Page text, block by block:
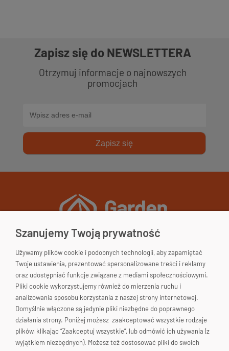
Zapisz się do NEWSLETTERA
Otrzymuj informacje o najnowszych
promocjach
Zapisz się
Garden&Home
33-200 Dąbrowa Tarnowska
woj. małopolskie
Polska
663-176-665
biuro@gardenhome.pl
Szanujemy Twoją prywatność
Używamy plików cookie i podobnych technologii, aby zapamiętać
Twoje ustawienia, prezentować spersonalizowane treści i reklamy
oraz udostępniać funkcje związane z mediami społecznościowymi.
Pliki cookie wykorzystujemy również do mierzenia ruchu i
analizowania sposobu korzystania z naszej strony internetowej.
Domyślnie włączone są jedynie pliki niezbędne do poprawnego
działania strony. Poniżej możesz zaakceptować wszystkie rodzaje
plików, klikając “Zaakceptuj wszystkie”, lub odmówić ich używania (z
wyjątkiem niezbędnych). Możesz też dostosować pliki do swoich